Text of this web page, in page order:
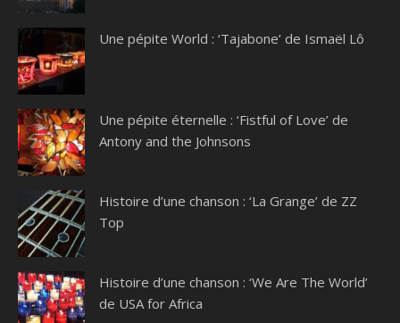
Une pépite World : ‘Tajabone’ de Ismaël Lô
Une pépite éternelle : ‘Fistful of Love’ de
Antony and the Johnsons
Histoire d’une chanson : ‘La Grange’ de ZZ
Top
Histoire d’une chanson : ‘We Are The World’
de USA for Africa